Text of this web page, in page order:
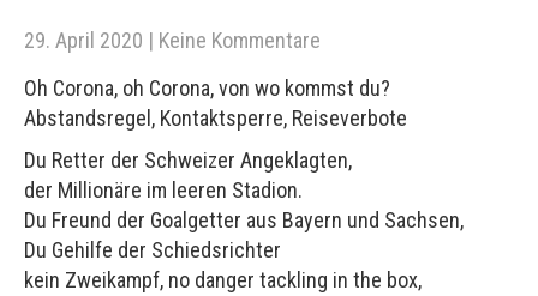
29. April 2020 | Keine Kommentare
Oh Corona, oh Corona, von wo kommst du?
Abstandsregel, Kontaktsperre, Reiseverbote
Du Retter der Schweizer Angeklagten,
der Millionäre im leeren Stadion.
Du Freund der Goalgetter aus Bayern und Sachsen,
Du Gehilfe der Schiedsrichter
kein Zweikampf, no danger tackling in the box,